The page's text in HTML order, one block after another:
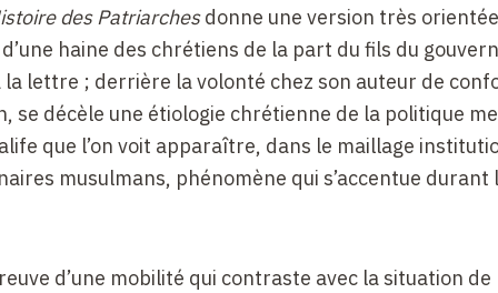
des Patriarchesdonne une version très
haine des chrétiens de la part du fils du
lettre ; derrière la volonté chez son auteur de
se décèle une étiologie chrétienne de la politique
que l’on voit apparaître, dans le maillage
musulmans, phénomène qui s’accentue durant
d’une mobilité qui contraste avec la situation de